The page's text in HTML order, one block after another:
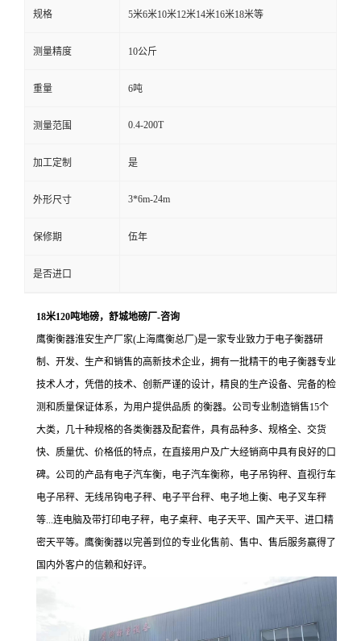
规格 5米6米10米12米14米16米18米等
测量精度 10公斤
重量 6吨
测量范围 0.4-200T
加工定制 是
外形尺寸 3*6m-24m
保修期 伍年
是否进口
18米120吨地磅，舒城地磅厂-咨询
鹰衡衡器淮安生产厂家(上海鹰衡总厂)是一家专业致力于电子衡器研
制、开发、生产和销售的高新技术企业，拥有一批精干的电子衡器专业
技术人才，凭借的技术、创新严谨的设计，精良的生产设备、完备的检
测和质量保证体系，为用户提供品质 的衡器。公司专业制造销售15个
大类，几十种规格的各类衡器及配套件，具有品种多、规格全、交货
快、质量优、价格低的特点，在直接用户及广大经销商中具有良好的口
碑。公司的产品有电子汽车衡，电子汽车衡称，电子吊钩秤、直视行车
电子吊秤、无线吊钩电子秤、电子平台秤、电子地上衡、电子叉车秤
等...连电脑及带打印电子秤，电子桌秤、电子天平、国产天平、进口精
密天平等。鹰衡衡器以完善到位的专业化售前、售中、售后服务赢得了
国内外客户的信赖和好评。